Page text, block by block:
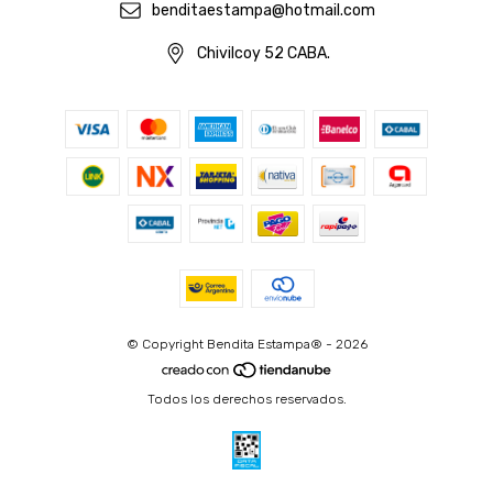
benditaestampa@hotmail.com
Chivilcoy 52 CABA.
© Copyright Bendita Estampa® - 2026
Todos los derechos reservados.